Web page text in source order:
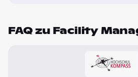
FAQ zu Facility